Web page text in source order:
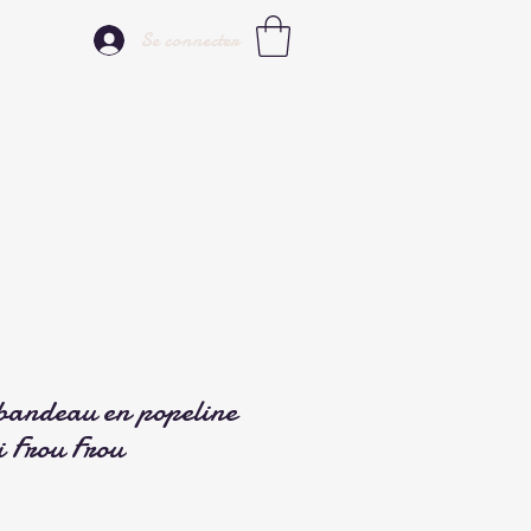
Se connecter
en popeline
Frou Frou